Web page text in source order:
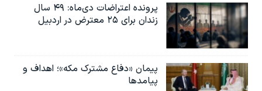
پرونده اعتراضات دی‌ماه: ۴۹ سال
زندان برای ۲۵ معترض در اردبیل
پیمان «دفاع مشترک مکه»؛ اهداف و
پیامدها